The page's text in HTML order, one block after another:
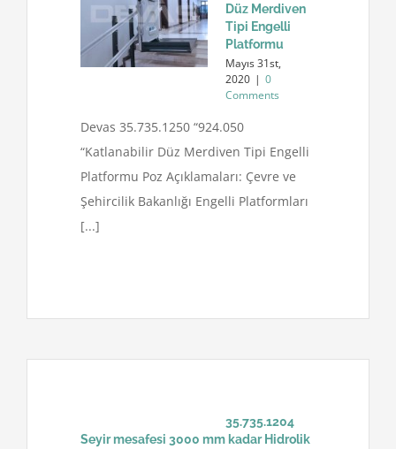
Düz Merdiven
Tipi Engelli
Platformu
Mayıs 31st,
2020 | 0
Comments
Devas 35.735.1250 “924.050
“Katlanabilir Düz Merdiven Tipi Engelli
Platformu Poz Açıklamaları: Çevre ve
Şehircilik Bakanlığı Engelli Platformları
[...]
35.735.1204
Seyir mesafesi 3000 mm kadar Hidrolik